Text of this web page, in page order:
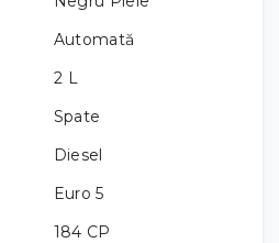
Automată
2 L
Spate
Diesel
Euro 5
184 CP